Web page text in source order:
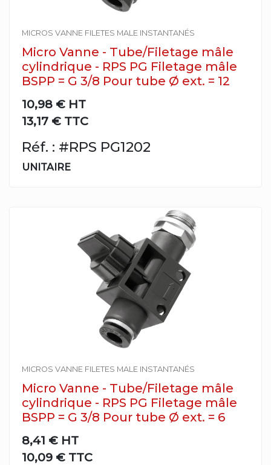
MICROS VANNE FILETES MALE INSTANTANÉS
Micro Vanne - Tube/Filetage mâle
cylindrique - RPS PG Filetage mâle
BSPP = G 3/8 Pour tube Ø ext. = 12
10,98 € HT
13,17 € TTC
Réf. : #RPS PG1202
UNITAIRE
MICROS VANNE FILETES MALE INSTANTANÉS
Micro Vanne - Tube/Filetage mâle
cylindrique - RPS PG Filetage mâle
BSPP = G 3/8 Pour tube Ø ext. = 6
8,41 € HT
10,09 € TTC